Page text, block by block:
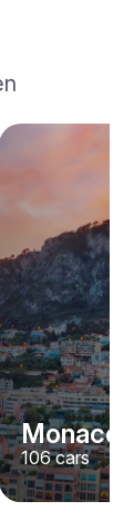
Monaco
106cars